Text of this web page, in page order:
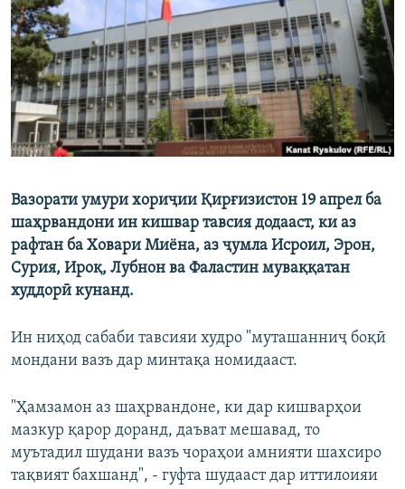
Вазорати умури хориҷии Қирғизистон 19 апрел ба
шаҳрвандони ин кишвар тавсия додааст, ки аз
рафтан ба Ховари Миёна, аз ҷумла Исроил, Эрон,
Сурия, Ироқ, Лубнон ва Фаластин муваққатан
худдорӣ кунанд.
Ин ниҳод сабаби тавсияи худро "муташанниҷ боқӣ
мондани вазъ дар минтақа номидааст.
"Ҳамзамон аз шаҳрвандоне, ки дар кишварҳои
мазкур қарор доранд, даъват мешавад, то
муътадил шудани вазъ чораҳои амнияти шахсиро
тақвият бахшанд", - гуфта шудааст дар иттилоияи